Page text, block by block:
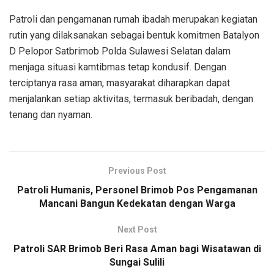
Patroli dan pengamanan rumah ibadah merupakan kegiatan
rutin yang dilaksanakan sebagai bentuk komitmen Batalyon
D Pelopor Satbrimob Polda Sulawesi Selatan dalam
menjaga situasi kamtibmas tetap kondusif. Dengan
terciptanya rasa aman, masyarakat diharapkan dapat
menjalankan setiap aktivitas, termasuk beribadah, dengan
tenang dan nyaman.
Previous Post
Patroli Humanis, Personel Brimob Pos Pengamanan
Mancani Bangun Kedekatan dengan Warga
Next Post
Patroli SAR Brimob Beri Rasa Aman bagi Wisatawan di
Sungai Sulili